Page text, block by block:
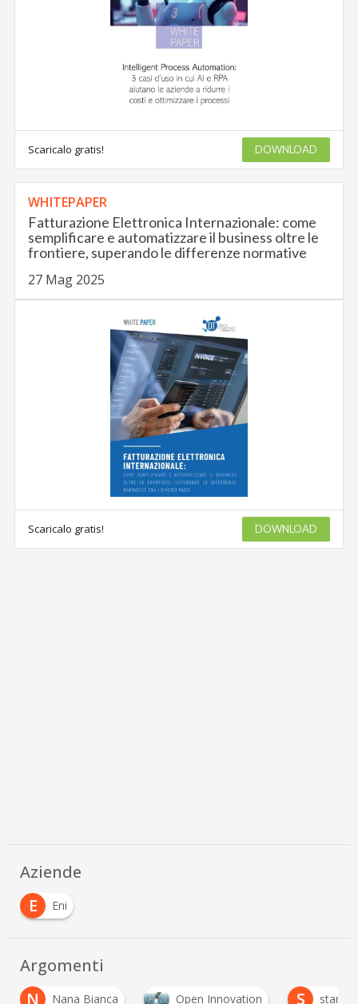
Scaricalo gratis! DOWNLOAD
WHITEPAPER
Fatturazione Elettronica Internazionale: come
semplificare e automatizzare il business oltre le
frontiere, superando le differenze normative
27 Mag 2025
Scaricalo gratis! DOWNLOAD
Aziende
E
Eni
Argomenti
Bianca Open Innovation S startup italiane